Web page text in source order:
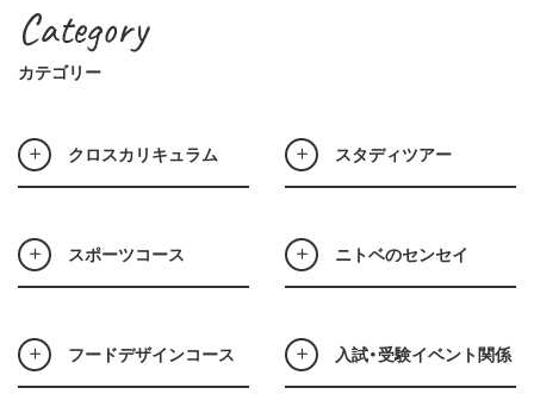
Category
カテゴリー
クロスカリキュラム スタディツアー
スポーツコース ニトベのセンセイ
フードデザインコース 入試・受験イベント関係